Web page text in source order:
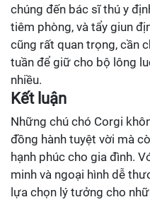
chúng đến bác sĩ thú y
tiêm phòng, và tẩy giun
cũng rất quan trọng, cần
tuần để giữ cho bộ lông
nhiều.
Kết luận
Những chú chó Corgi
đồng hành tuyệt vời mà
hạnh phúc cho gia đình.
minh và ngoại hình dễ
lựa chọn lý tưởng cho